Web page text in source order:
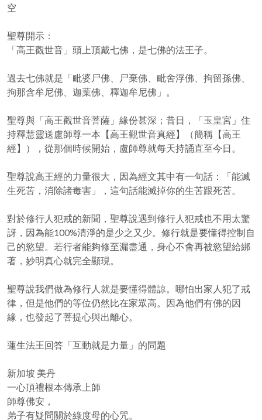
空
聖尊開示：
「高王觀世音」頭上頂戴七佛，是七佛的法王子。
過去七佛就是「毗婆尸佛、尸棄佛、毗舍浮佛、拘留孫佛、
拘那含牟尼佛、迦葉佛、釋迦牟尼佛」。
聖尊與「高王觀世音菩薩」緣份甚深；昔日，「玉皇宮」住
持釋慧靈送盧師尊一本【高王觀世音真經】（簡稱【高王
經】），從那個時候開始，盧師尊就每天持誦直至今日。
聖尊說高王經的力量很大，因為經文其中有一句話：「能滅
生死苦，消除諸毒害」，這句話能滅掉你的生苦跟死苦。
對於修行人犯戒的新聞，聖尊說遇到修行人犯戒也不用太驚
訝，因為能100%清淨的是少之又少。修行就是要懂得控制自
己的慾望。若行者能夠修至漏盡通，身心不會再被慾望給綁
著，妙明真心就完全顯現。
聖尊說我們做為修行人就是要懂得體諒。哪怕出家人犯了戒
律，但是他們的等位仍然比在家眾高。因為他們有佛的因
緣，也發起了菩提心與出離心。
蓮生法王回答「互動就是力量」的問題
新加坡 美丹
一心頂禮根本傳承上師
師尊佛安，
弟子有疑問關於綠度母的心咒。